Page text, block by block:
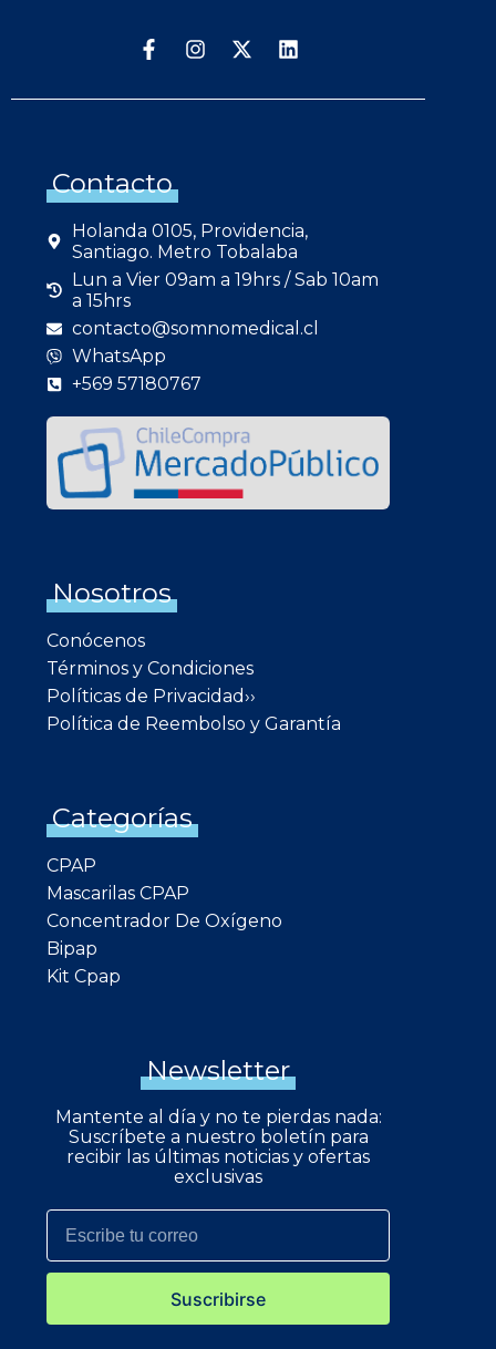
Contacto
Holanda 0105, Providencia,
Santiago. Metro Tobalaba
Lun a Vier 09am a 19hrs / Sab 10am
a 15hrs
contacto@somnomedical.cl
WhatsApp
+569 57180767
Nosotros
Conócenos
Términos y Condiciones
Políticas de Privacidad››
Política de Reembolso y Garantía
Categorías
CPAP
Mascarilas CPAP
Concentrador De Oxígeno
Bipap
Kit Cpap
Newsletter
Mantente al día y no te pierdas nada:
Suscríbete a nuestro boletín para
recibir las últimas noticias y ofertas
exclusivas
Suscribirse